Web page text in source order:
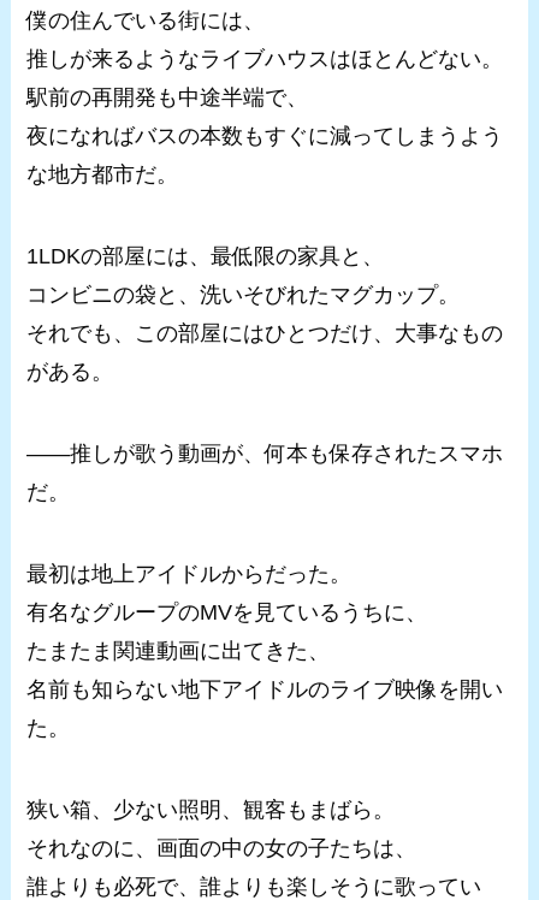
僕の住んでいる街には、
推しが来るようなライブハウスはほとんどない。
駅前の再開発も中途半端で、
夜になればバスの本数もすぐに減ってしまうよう
な地方都市だ。
1LDKの部屋には、最低限の家具と、
コンビニの袋と、洗いそびれたマグカップ。
それでも、この部屋にはひとつだけ、大事なもの
がある。
――推しが歌う動画が、何本も保存されたスマホ
だ。
最初は地上アイドルからだった。
有名なグループのMVを見ているうちに、
たまたま関連動画に出てきた、
名前も知らない地下アイドルのライブ映像を開い
た。
狭い箱、少ない照明、観客もまばら。
それなのに、画面の中の女の子たちは、
誰よりも必死で、誰よりも楽しそうに歌ってい